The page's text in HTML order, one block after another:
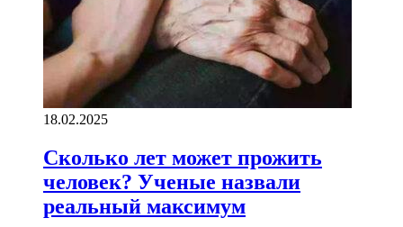
18.02.2025
Сколько лет может прожить
человек? Ученые назвали
реальный максимум